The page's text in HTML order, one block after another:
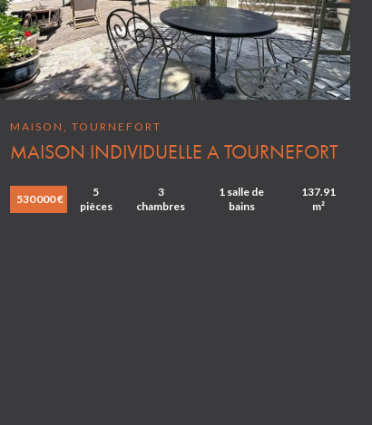
MAISON, TOURNEFORT
MAISON INDIVIDUELLE A TOURNEFORT
530 000 €
5
pièces
3
chambres
1 salle de
bains
137.91
m²